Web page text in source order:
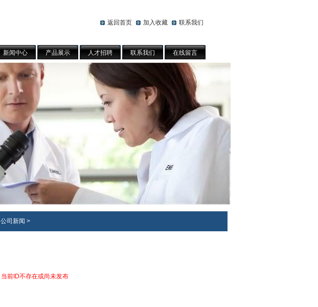
返回首页 加入收藏 联系我们
新闻中心 产品展示 人才招聘 联系我们 在线留言
公司新闻 >
当前ID不存在或尚未发布